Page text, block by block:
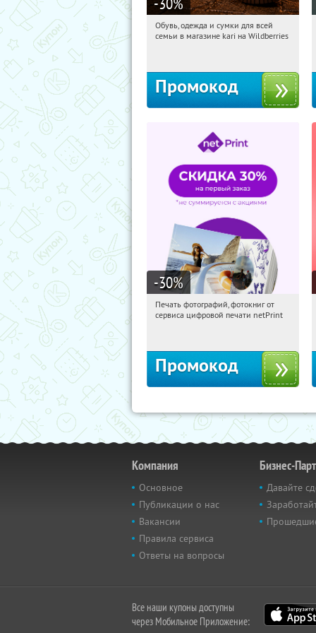
14:36:57 Получили:
Обувь, одежда и сумки для всей
семьи в магазине kari на Wildberries
Промокод
-30%
14:36:57 Получили:
Печать фотографий, фотокниг от
сервиса цифровой печати netPrint
Промокод
Компания
Основное
Публикации о нас
Вакансии
Правила сервиса
Ответы на вопросы
Бизнес-
Давайте
Все наши купоны доступны
через Мобильное Приложение: